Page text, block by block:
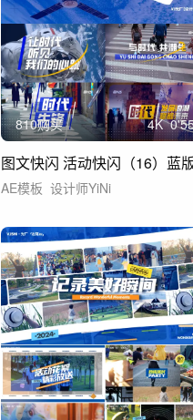
810购买 4K
图文快闪 活动快闪（16）蓝
AE模板 设计师YiNi